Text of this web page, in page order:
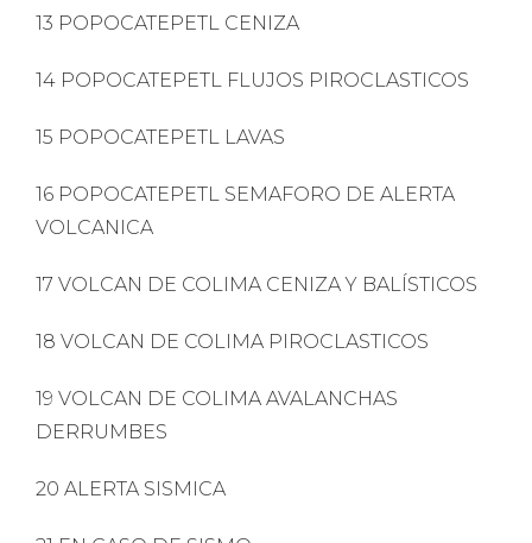
13 POPOCATEPETL CENIZA
14 POPOCATEPETL FLUJOS PIROCLASTICOS
15 POPOCATEPETL LAVAS
16 POPOCATEPETL SEMAFORO DE ALERTA
VOLCANICA
17 VOLCAN DE COLIMA CENIZA Y BALÍSTICOS
18 VOLCAN DE COLIMA PIROCLASTICOS
19 VOLCAN DE COLIMA AVALANCHAS
DERRUMBES
20 ALERTA SISMICA